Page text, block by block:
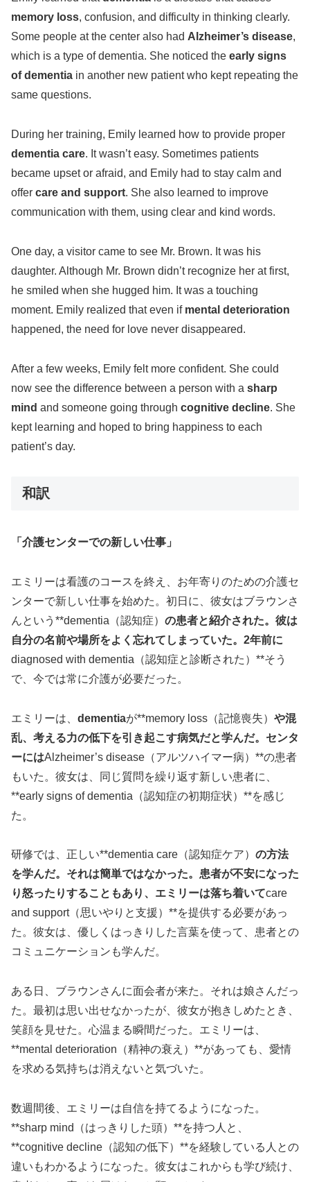
memory loss, confusion, and difficulty in thinking clearly.
Some people at the center also had Alzheimer’s disease,
which is a type of dementia. She noticed the early signs
of dementia in another new patient who kept repeating the
same questions.
During her training, Emily learned how to provide proper
dementia care. It wasn’t easy. Sometimes patients
became upset or afraid, and Emily had to stay calm and
offer care and support. She also learned to improve
communication with them, using clear and kind words.
One day, a visitor came to see Mr. Brown. It was his
daughter. Although Mr. Brown didn’t recognize her at first,
he smiled when she hugged him. It was a touching
moment. Emily realized that even if mental deterioration
happened, the need for love never disappeared.
After a few weeks, Emily felt more confident. She could
now see the difference between a person with a sharp
mind and someone going through cognitive decline. She
kept learning and hoped to bring happiness to each
patient’s day.
和訳
「介護センターでの新しい仕事」
エミリーは看護のコースを終え、お年寄りのための介護セ
ンターで新しい仕事を始めた。初日に、彼女はブラウンさ
んという**dementia（認知症） の患者と紹介された。彼は
自分の名前や場所をよく忘れてしまっていた。2年前に
diagnosed with dementia（認知症と診断された）**そう
で、今では常に介護が必要だった。
エミリーは、 dementiaが**memory loss（記憶喪失） や混
乱、考える力の低下を引き起こす病気だと学んだ。センタ
ーにはAlzheimer’s disease（アルツハイマー病）**の患者
もいた。彼女は、同じ質問を繰り返す新しい患者に、
**early signs of dementia（認知症の初期症状）**を感じ
た。
研修では、正しい**dementia care（認知症ケア） の方法
を学んだ。それは簡単ではなかった。患者が不安になった
り怒ったりすることもあり、エミリーは落ち着いてcare
and support（思いやりと支援）**を提供する必要があっ
た。彼女は、優しくはっきりした言葉を使って、患者との
コミュニケーションも学んだ。
ある日、ブラウンさんに面会者が来た。それは娘さんだっ
た。最初は思い出せなかったが、彼女が抱きしめたとき、
笑顔を見せた。心温まる瞬間だった。エミリーは、
**mental deterioration（精神の衰え）**があっても、愛情
を求める気持ちは消えないと気づいた。
数週間後、エミリーは自信を持てるようになった。
**sharp mind（はっきりした頭）**を持つ人と、
**cognitive decline（認知の低下）**を経験している人との
違いもわかるようになった。彼女はこれからも学び続け、